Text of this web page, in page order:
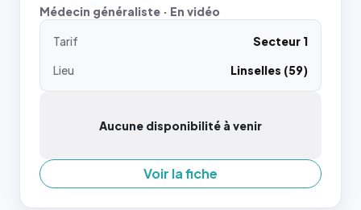
Médecin généraliste · En vidéo
Tarif
Secteur 1
Lieu
Linselles (59)
Aucune disponibilité à venir
Voir la fiche